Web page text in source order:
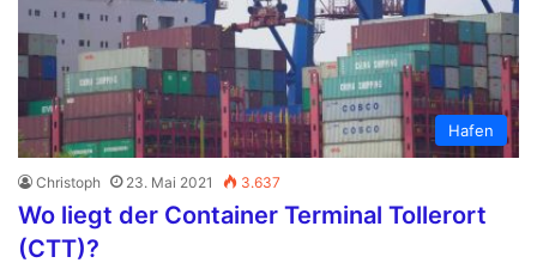
Hafen
Christoph 23. Mai 2021 3.637
Wo liegt der Container Terminal Tollerort
(CTT)?